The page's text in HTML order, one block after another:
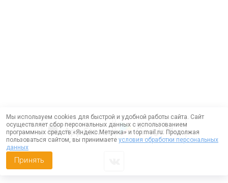
Мы используем cookies для быстрой и удобной работы сайта. Сайт
осуществляет сбор персональных данных с использованием
программных средств «Яндекс.Метрика» и top.mail.ru. Продолжая
пользоваться сайтом, вы принимаете условия обработки персональных
данных
Принять